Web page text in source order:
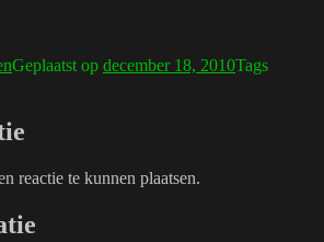
Geplaatst op december 18, 2010Tags
reactie te kunnen plaatsen.